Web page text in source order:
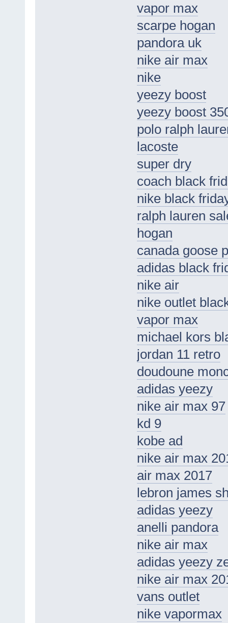
vapor max
scarpe hogan
pandora uk
nike air max
nike
yeezy boost
yeezy boost
polo ralph
lacoste
super dry
coach black
nike black
ralph lauren
hogan
canada goose
adidas black
nike air
nike outlet
vapor max
michael kors
jordan 11 retro
doudoune
adidas yeezy
nike air max 97
kd 9
kobe ad
nike air max
air max 2017
lebron james
adidas yeezy
anelli pandora
nike air max
adidas yeezy
nike air max
vans outlet
nike vapormax